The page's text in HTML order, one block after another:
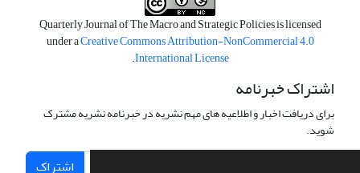
Quarterly Journal of The Macro and Strategic Policies is licensed
under aCreative Commons Attribution-NonCommercial 4.0
International License
.
اشتراک خبرنامه
برای دریافت اخبار و اطلاعیه های مهم نشریه در خبرنامه نشریه مشترک
شوید.
اشتراک